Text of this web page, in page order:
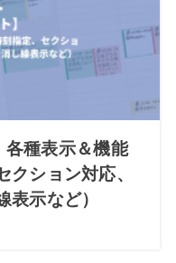
各種表示＆機能
ション対応、
示など）